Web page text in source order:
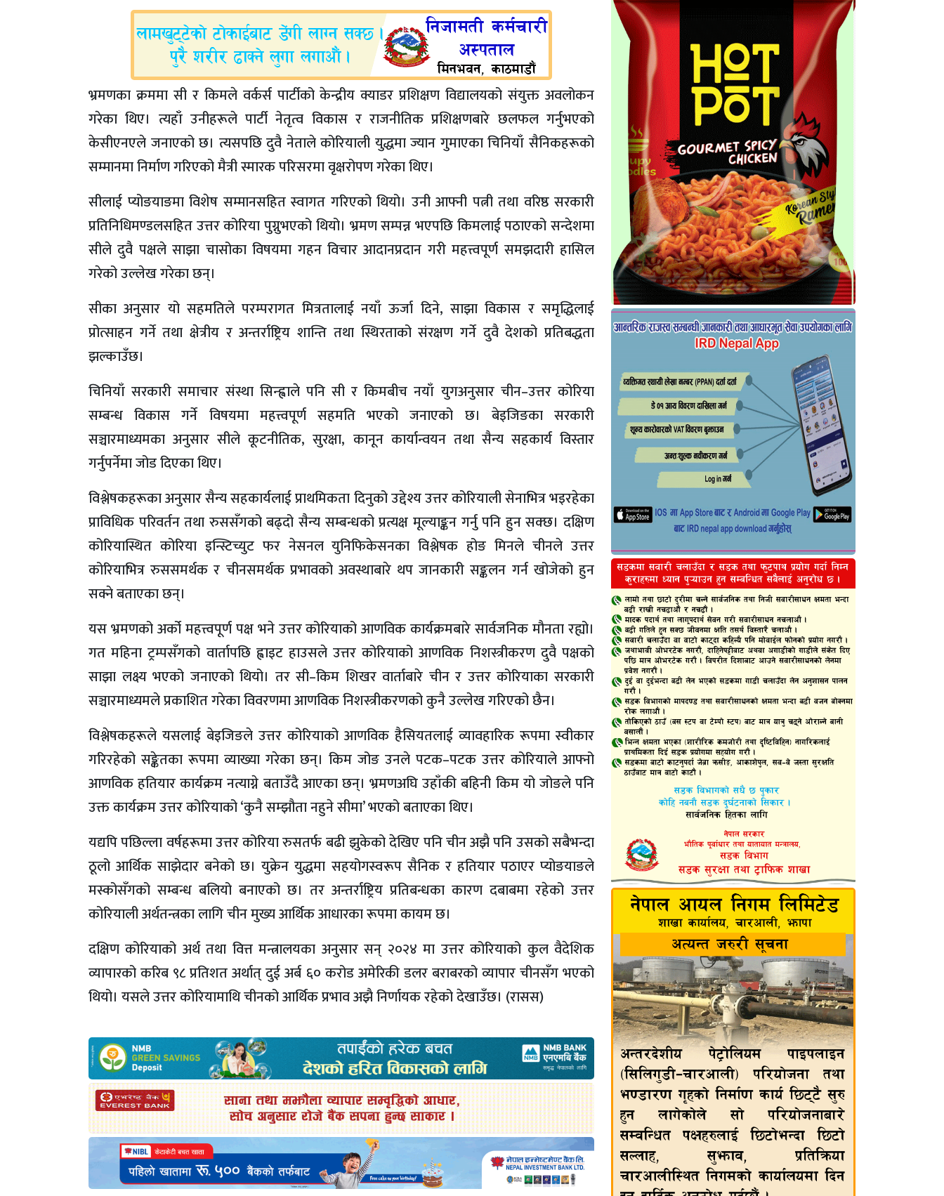
भ्रमणका क्रममा सी र किमले वर्कर्स पार्टीको केन्द्रीय क्याडर प्रशिक्षण विद्यालयको संयुक्त अवलोकन
गरेका थिए। त्यहाँ उनीहरूले पार्टी नेतृत्व विकास र राजनीतिक प्रशिक्षणबारे छलफल गर्नुभएको
केसीएनएले जनाएको छ। त्यसपछि दुवै नेताले कोरियाली युद्धमा ज्यान गुमाएका चिनियाँ सैनिकहरूको
सम्मानमा निर्माण गरिएको मैत्री स्मारक परिसरमा वृक्षरोपण गरेका थिए।
सीलाई प्योङयाङमा विशेष सम्मानसहित स्वागत गरिएको थियो। उनी आफ्नी पत्नी तथा वरिष्ठ सरकारी
प्रतिनिधिमण्डलसहित उत्तर कोरिया पुग्नुभएको थियो। भ्रमण सम्पन्न भएपछि किमलाई पठाएको सन्देशमा
सीले दुवै पक्षले साझा चासोका विषयमा गहन विचार आदानप्रदान गरी महत्त्वपूर्ण समझदारी हासिल
गरेको उल्लेख गरेका छन्।
सीका अनुसार यो सहमतिले परम्परागत मित्रतालाई नयाँ ऊर्जा दिने, साझा विकास र समृद्धिलाई
प्रोत्साहन गर्ने तथा क्षेत्रीय र अन्तर्राष्ट्रिय शान्ति तथा स्थिरताको संरक्षण गर्ने दुवै देशको प्रतिबद्धता
झल्काउँछ।
चिनियाँ सरकारी समाचार संस्था सिन्ह्वाले पनि सी र किमबीच नयाँ युगअनुसार चीन–उत्तर कोरिया
सम्बन्ध विकास गर्ने विषयमा महत्त्वपूर्ण सहमति भएको जनाएको छ। बेइजिङका सरकारी
सञ्चारमाध्यमका अनुसार सीले कूटनीतिक, सुरक्षा, कानून कार्यान्वयन तथा सैन्य सहकार्य विस्तार
गर्नुपर्नेमा जोड दिएका थिए।
विश्लेषकहरूका अनुसार सैन्य सहकार्यलाई प्राथमिकता दिनुको उद्देश्य उत्तर कोरियाली सेनाभित्र भइरहेका
प्राविधिक परिवर्तन तथा रुससँगको बढ्दो सैन्य सम्बन्धको प्रत्यक्ष मूल्याङ्कन गर्नु पनि हुन सक्छ। दक्षिण
कोरियास्थित कोरिया इन्स्टिच्युट फर नेसनल युनिफिकेसनका विश्लेषक होङ मिनले चीनले उत्तर
कोरियाभित्र रुससमर्थक र चीनसमर्थक प्रभावको अवस्थाबारे थप जानकारी सङ्कलन गर्न खोजेको हुन
सक्ने बताएका छन्।
यस भ्रमणको अर्को महत्त्वपूर्ण पक्ष भने उत्तर कोरियाको आणविक कार्यक्रमबारे सार्वजनिक मौनता रह्यो।
गत महिना ट्रम्पसँगको वार्तापछि ह्वाइट हाउसले उत्तर कोरियाको आणविक निशस्त्रीकरण दुवै पक्षको
साझा लक्ष्य भएको जनाएको थियो। तर सी–किम शिखर वार्ताबारे चीन र उत्तर कोरियाका सरकारी
सञ्चारमाध्यमले प्रकाशित गरेका विवरणमा आणविक निशस्त्रीकरणको कुनै उल्लेख गरिएको छैन।
विश्लेषकहरूले यसलाई बेइजिङले उत्तर कोरियाको आणविक हैसियतलाई व्यावहारिक रूपमा स्वीकार
गरिरहेको सङ्केतका रूपमा व्याख्या गरेका छन्। किम जोङ उनले पटक–पटक उत्तर कोरियाले आफ्नो
आणविक हतियार कार्यक्रम नत्याग्ने बताउँदै आएका छन्। भ्रमणअघि उहाँकी बहिनी किम यो जोङले पनि
उक्त कार्यक्रम उत्तर कोरियाको ‘कुनै सम्झौता नहुने सीमा’ भएको बताएका थिए।
यद्यपि पछिल्ला वर्षहरूमा उत्तर कोरिया रुसतर्फ बढी झुकेको देखिए पनि चीन अझै पनि उसको सबैभन्दा
ठूलो आर्थिक साझेदार बनेको छ। युक्रेन युद्धमा सहयोगस्वरूप सैनिक र हतियार पठाएर प्योङयाङले
मस्कोसँगको सम्बन्ध बलियो बनाएको छ। तर अन्तर्राष्ट्रिय प्रतिबन्धका कारण दबाबमा रहेको उत्तर
कोरियाली अर्थतन्त्रका लागि चीन मुख्य आर्थिक आधारका रूपमा कायम छ।
दक्षिण कोरियाको अर्थ तथा वित्त मन्त्रालयका अनुसार सन् २०२४ मा उत्तर कोरियाको कुल वैदेशिक
व्यापारको करिब ९८ प्रतिशत अर्थात् दुई अर्ब ६० करोड अमेरिकी डलर बराबरको व्यापार चीनसँग भएको
थियो। यसले उत्तर कोरियामाथि चीनको आर्थिक प्रभाव अझै निर्णायक रहेको देखाउँछ। (रासस)